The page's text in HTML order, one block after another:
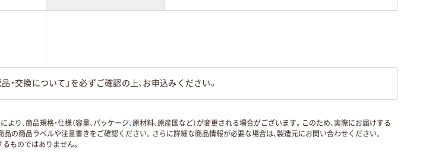
・交換について」を必ずご確認の上、お申込みください。
、商品規格・仕様（容量、パッケージ、原材料、原産国など）が変更される場合がございます。このため、実際にお届けする
の商品ラベルや注意書きをご確認ください。さらに詳細な商品情報が必要な場合は、製造元にお問い合わせください。
るものではありません。